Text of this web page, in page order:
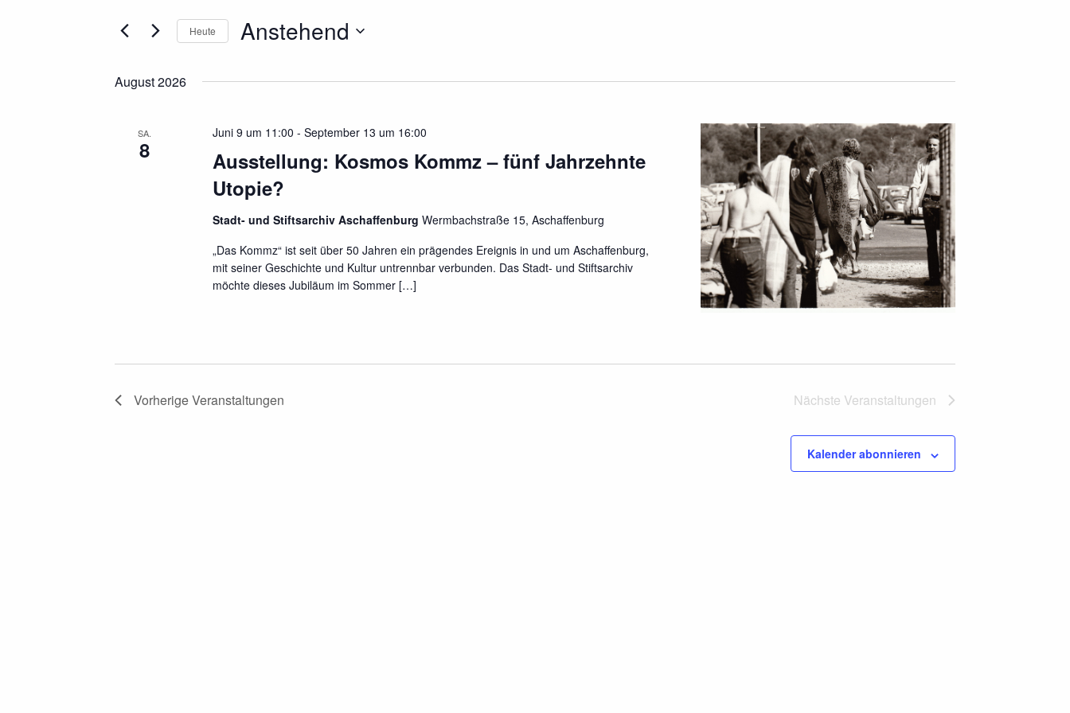
Navigation
nach
Veranstaltungen
Heute Anstehend
August 2026
SA.
8
Ausstellung: Kosmos Kommz – fünf Jahrzehnte
Utopie?
Juni 9 um 11:00 - September 13 um 16:00
Stadt- und Stiftsarchiv Aschaffenburg Wermbachstraße 15, Aschaffenburg
„Das Kommz“ ist seit über 50 Jahren ein prägendes Ereignis in und um Aschaffenburg,
mit seiner Geschichte und Kultur untrennbar verbunden. Das Stadt- und Stiftsarchiv
möchte dieses Jubiläum im Sommer […]
VorherigeVeranstaltungen Nächste Veranstaltungen
Kalender abonnieren